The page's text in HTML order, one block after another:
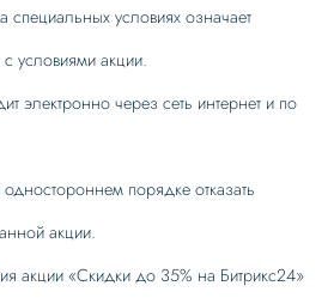
специальных условиях означает
условиями акции.
электронно через сеть интернет и по
порядке отказать
акции.
акции «Скидки до 35% на Битрикс24»